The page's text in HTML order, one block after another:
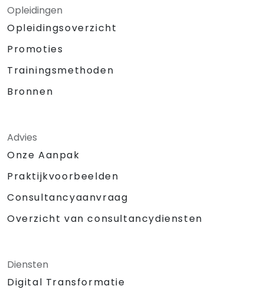
Opleidingen
Opleidingsoverzicht
Promoties
Trainingsmethoden
Bronnen
Advies
Onze Aanpak
Praktijkvoorbeelden
Consultancyaanvraag
Overzicht van consultancydiensten
Diensten
Digital Transformatie